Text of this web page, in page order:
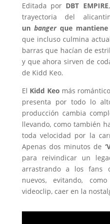
Editada por DBT EMPIRE
trayectoria del
un bangerque mantiene
que incluso culmina
barras que hacían de
y que ahora sirven de
de Kidd Keo.
El Kidd Keo más
presenta por todo lo
producción cambia
llevando, como también
toda velocidad por la
Apenas dos minutos de
para reivindicar un
arrastrando a los fans
nuevos, evitando,
videoclip, caer en la